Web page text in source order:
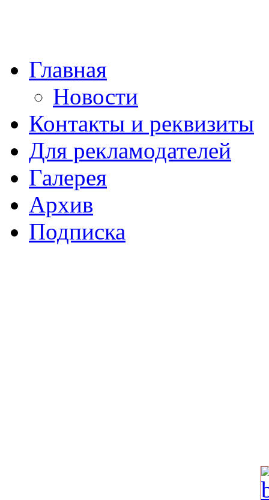
Главная
Новости
Контакты и реквизиты
Для рекламодателей
Галерея
Архив
Подписка